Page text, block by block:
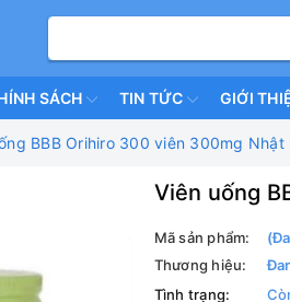
SÁCH TIN TỨC GIỚI
BBB Orihiro 300 viên 300mg Nhật
Viên uống
Mã sản phẩm:
Thương hiệu:
Tình trạng: